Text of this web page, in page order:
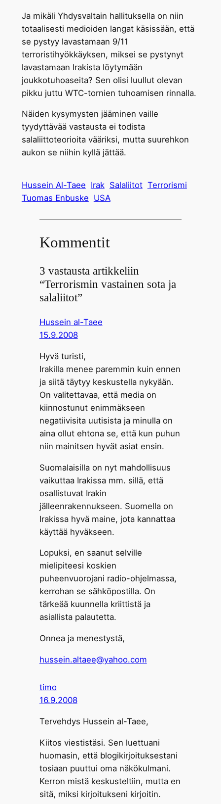
Ja mikäli Yhdysvaltain hallituksella on niin
totaalisesti medioiden langat käsissään, että
se pystyy lavastamaan 9/11
terroristihyökkäyksen, miksei se pystynyt
lavastamaan Irakista löytymään
joukkotuhoaseita? Sen olisi luullut olevan
pikku juttu WTC-tornien tuhoamisen rinnalla.
Näiden kysymysten jääminen vaille
tyydyttävää vastausta ei todista
salaliittoteorioita vääriksi, mutta suurehkon
aukon se niihin kyllä jättää.
Hussein Al-Taee Irak Salaliitot Terrorismi
Tuomas Enbuske USA
Kommentit
3 vastausta artikkeliin
“Terrorismin vastainen sota ja
salaliitot”
Hussein al-Taee
15.9.2008
Hyvä turisti,
Irakilla menee paremmin kuin ennen
ja siitä täytyy keskustella nykyään.
On valitettavaa, että media on
kiinnostunut enimmäkseen
negatiivisita uutisista ja minulla on
aina ollut ehtona se, että kun puhun
niin mainitsen hyvät asiat ensin.
Suomalaisilla on nyt mahdollisuus
vaikuttaa Irakissa mm. sillä, että
osallistuvat Irakin
jälleenrakennukseen. Suomella on
Irakissa hyvä maine, jota kannattaa
käyttää hyväkseen.
Lopuksi, en saanut selville
mielipiteesi koskien
puheenvuorojani radio-ohjelmassa,
kerrohan se sähköpostilla. On
tärkeää kuunnella kriittistä ja
asiallista palautetta.
Onnea ja menestystä,
hussein.altaee@yahoo.com
timo
16.9.2008
Tervehdys Hussein al-Taee,
Kiitos viestistäsi. Sen luettuani
huomasin, että blogikirjoituksestani
tosiaan puuttui oma näkökulmani.
Kerron mistä keskusteltiin, mutta en
sitä, miksi kirjoitukseni kirjoitin.